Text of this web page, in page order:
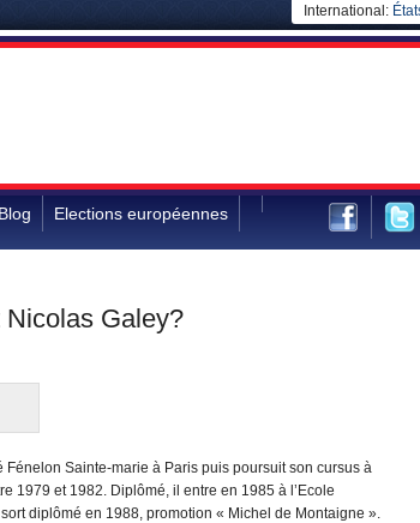
International:
Blog Elections européennes
Galey?
Fénelon Sainte-marie à Paris puis poursuit son cursus à
1979 et 1982. Diplômé, il entre en 1985 à l’Ecole
diplômé en 1988, promotion « Michel de Montaigne ».